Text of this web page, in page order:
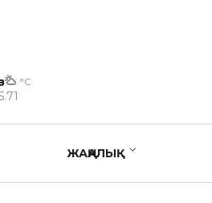
°C
ЖАҢАЛЫҚ